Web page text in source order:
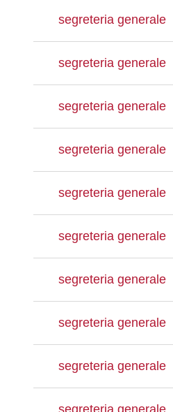
segreteria generale
segreteria generale
segreteria generale
segreteria generale
segreteria generale
segreteria generale
segreteria generale
segreteria generale
segreteria generale
segreteria generale